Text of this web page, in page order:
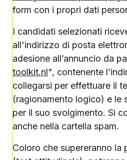
form con i propri dati
I candidati selezionati
all'indirizzo di posta
adesione all’annuncio da
toolkit.nl", contenente
collegarsi per effettuare il
(ragionamento logico) e le
per il suo svolgimento. Si
anche nella cartella spam.
Coloro che supereranno la